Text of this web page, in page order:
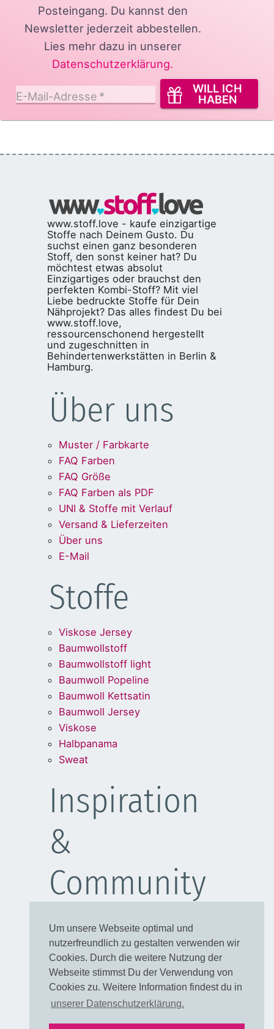
Um unsere Webseite optimal und
nutzerfreundlich zu gestalten verwenden wir
Cookies. Durch die weitere Nutzung der
Webseite stimmst Du der Verwendung von
Cookies zu. Weitere Information findest du in
unserer Datenschutzerklärung.
Posteingang. Du kannst den
Newsletter jederzeit abbestellen.
Lies mehr dazu in unserer
Datenschutzerklärung.
E-Mail-Adresse *
WILL ICH
HABEN
www.stoff.love - kaufe einzigartige
Stoffe nach Deinem Gusto. Du
suchst einen ganz besonderen
Stoff, den sonst keiner hat? Du
möchtest etwas absolut
Einzigartiges oder brauchst den
perfekten Kombi-Stoff? Mit viel
Liebe bedruckte Stoffe für Dein
Nähprojekt? Das alles findest Du bei
www.stoff.love,
ressourcenschonend hergestellt
und zugeschnitten in
Behindertenwerkstätten in Berlin &
Hamburg.
Über uns
Muster / Farbkarte
FAQ Farben
FAQ Größe
FAQ Farben als PDF
UNI & Stoffe mit Verlauf
Versand & Lieferzeiten
Über uns
E-Mail
Stoffe
Viskose Jersey
Baumwollstoff
Baumwollstoff light
Baumwoll Popeline
Baumwoll Kettsatin
Baumwoll Jersey
Viskose
Halbpanama
Sweat
Inspiration
&
Community
Kleider
Blusen
Taschen
Rechtliches